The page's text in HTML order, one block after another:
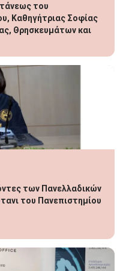
του
Καθηγήτριας Σοφίας
Θρησκευμάτων και
των Πανελλαδικών
του Πανεπιστημίου